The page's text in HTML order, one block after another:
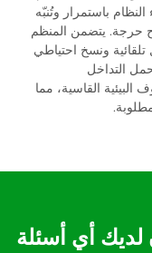
باستمرار وتُنبّه
حرجة. يتضمن المنظم
ونسخ احتياطي
التداخل
القاسية، مما
لديك أي أسئلة